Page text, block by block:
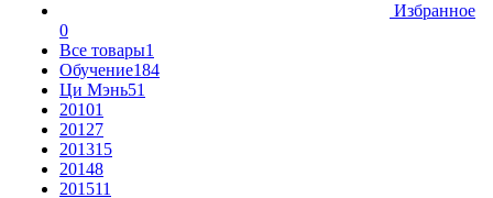
Избранное
0
Все товары1
Обучение184
Ци Мэнь51
20101
20127
201315
20148
201511